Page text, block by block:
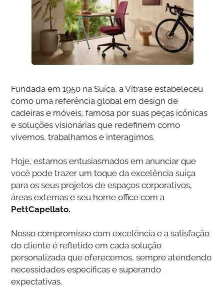
Fundada em 1950 na Suíça, a Vitrase estabeleceu
como uma referência global em design de
cadeiras e móveis, famosa por suas peças icônicas
e soluções visionárias que redefinem como
vivemos, trabalhamos e interagimos.
Hoje, estamos entusiasmados em anunciar que
você pode trazer um toque da excelência suíça
para os seus projetos de espaços corporativos,
áreas externas e seu home office com a
PettCapellato.
Nosso compromisso com excelência e a satisfação
do cliente é refletido em cada solução
personalizada que oferecemos, sempre atendendo
necessidades específicas e superando
expectativas.